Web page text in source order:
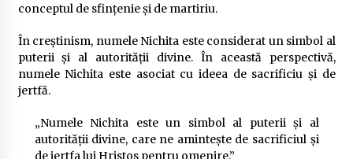
conceptul de sfințenie și de martiriu.
În creștinism, numele Nichita este considerat un simbol al
puterii și al autorității divine. În această perspectivă,
numele Nichita este asociat cu ideea de sacrificiu și de
jertfă.
„Numele Nichita este un simbol al puterii și al
autorității divine, care ne amintește de sacrificiul și
de jertfa lui Hristos pentru omenire.”